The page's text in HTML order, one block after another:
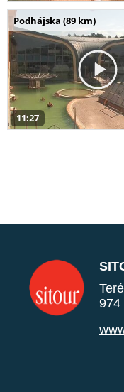
Podhájska (89 km)
11:27
974